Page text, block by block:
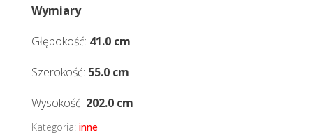
Wymiary
Głębokość: 41.0 cm
Szerokość: 55.0 cm
Wysokość: 202.0 cm
Kategoria: inne